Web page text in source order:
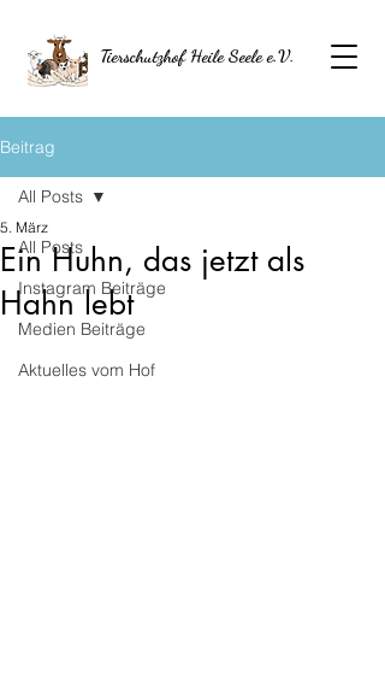
Tierschutzhof Heile Seele e.V.
Beitrag
All Posts
Instagram Beiträge
Medien Beiträge
Aktuelles vom Hof
All Posts
Ein Huhn, das jetzt als
Hahn lebt
5. März